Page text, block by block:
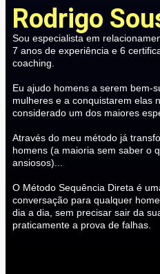
Rodrigo
Sou especialista em
7 anos de experiência e 6
coaching.
Eu ajudo homens a serem bem-
mulheres e a conquistarem elas
considerado um dos maiores
Através do meu método já
homens (a maioria sem saber o
ansiosos)...
O Método Sequência Direta é
conversação para qualquer
dia a dia, sem precisar sair da
praticamente a prova de falhas.